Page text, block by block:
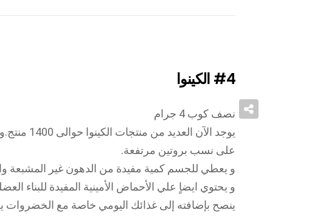
#4 الكينوا
نصف كوب 4 جرام
يوجد الآن
على نسب بروتين مرتفعة.
و يعطي للجسم كمية مفيدة من الدهون غير المشبعة
و يحتوي ايضاٍ علي الأحماض الأمينية المفيدة للبناء
ينصح بإضافته إلى غذائك اليومي خاصة مع الخضروات